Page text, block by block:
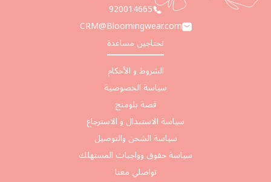
920014665
CRM@Bloomingwear.com
تحتاجين مساعدة
الشروط و الأحكام
سياسة الخصوصية
قصة بلومنج
سياسة الاستبدال و الاسترجاع
سياسة الشحن والتوصيل
سياسة حقوق وواجبات المستهلك
تواصلي معنا